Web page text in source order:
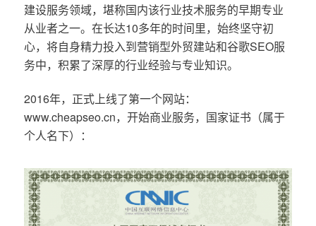
建设服务领域，堪称国内该行业技术服务的早期专业
从业者之一。在长达10多年的时间里，始终坚守初
心，将自身精力投入到营销型外贸建站和谷歌SEO服
务中，积累了深厚的行业经验与专业知识。
2016年，正式上线了第一个网站：
www.cheapseo.cn，开始商业服务，国家证书（属于
个人名下）：